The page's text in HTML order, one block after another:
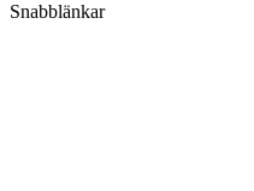
Snabblänkar